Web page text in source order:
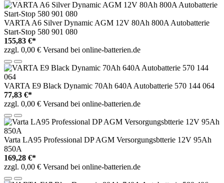
VARTA A6 Silver Dynamic AGM 12V 80Ah 800A Autobatterie
Start-Stop 580 901 080
155,83 €*
zzgl. 0,00 € Versand bei online-batterien.de
VARTA E9 Black Dynamic 70Ah 640A Autobatterie 570 144 064
77,83 €*
zzgl. 0,00 € Versand bei online-batterien.de
Varta LA95 Professional DP AGM Versorgungsbtterie 12V 95Ah
850A
169,28 €*
zzgl. 0,00 € Versand bei online-batterien.de